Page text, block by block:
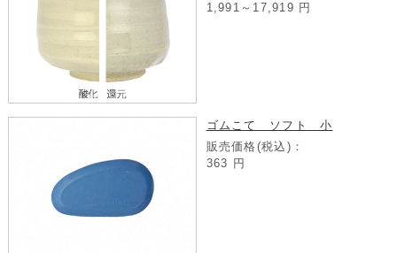
1,991～17,919 円
ゴムこて ソフト 小
販売価格(税込)：
363 円